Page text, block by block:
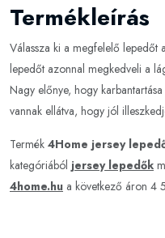
Termékleírás
Válassza ki a megfelelő lepedőt
lepedőt azonnal megkedveli a
Nagy előnye, hogy
vannak ellátva, hogy jól
Termék 4Home jersey
kategóriából jersey lepedők
4home.hu a következő áron 4